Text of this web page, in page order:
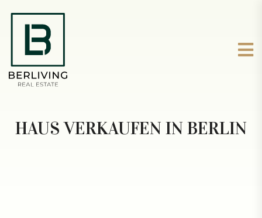
HAUS VERKAUFEN IN BERLIN